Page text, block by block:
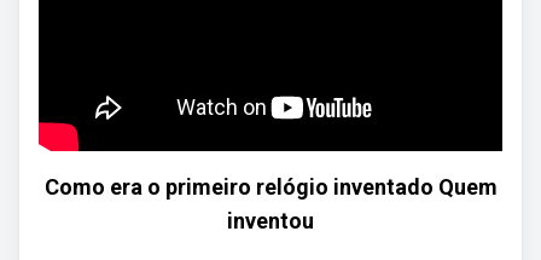
Como era o primeiro relógio inventado Quem
inventou